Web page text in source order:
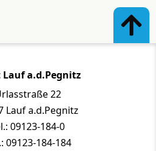
Lauf a.d.Pegnitz
22
Lauf a.d.Pegnitz
09123-184-0
09123-184-184